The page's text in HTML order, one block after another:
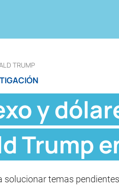
TRUMP
y
Trump
solucionar temas